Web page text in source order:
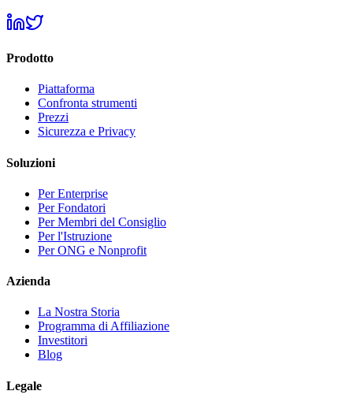
Prodotto
Piattaforma
Confronta strumenti
Prezzi
Sicurezza e Privacy
Soluzioni
Per Enterprise
Per Fondatori
Per Membri del Consiglio
Per l'Istruzione
Per ONG e Nonprofit
Azienda
La Nostra Storia
Programma di Affiliazione
Investitori
Blog
Legale